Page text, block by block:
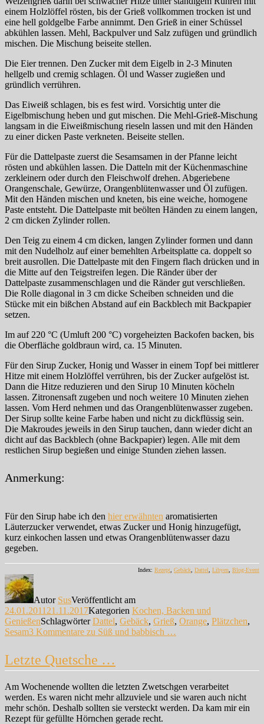
einem Holzlöffel rösten, bis der Grieß vollkommen trocken ist und
eine hell goldgelbe Farbe annimmt. Den Grieß in einer Schüssel
abkühlen lassen. Mehl, Backpulver und Salz zufügen und gründlich
mischen. Die Mischung beiseite stellen.
Die Eier trennen. Den Zucker mit dem Eigelb in 2-3 Minuten
hellgelb und cremig schlagen. Öl und Wasser zugießen und
gründlich verrühren.
Das Eiweiß schlagen, bis es fest wird. Vorsichtig unter die
Eigelbmischung heben und gut mischen. Die Mehl-Grieß-Mischung
langsam in die Eiweißmischung rieseln lassen und mit den Händen
zu einer dicken Paste verkneten. Beiseite stellen.
Für die Dattelpaste zuerst die Sesamsamen in der Pfanne leicht
rösten und abkühlen lassen. Die Datteln mit der Küchenmaschine
zerkleinern oder durch den Fleischwolf drehen. Abgeriebene
Orangenschale, Gewürze, Orangenblütenwasser und Öl zufügen.
Mit den Händen mischen und kneten, bis eine weiche, homogene
Paste entsteht. Die Dattelpaste mit beölten Händen zu einem langen,
2 cm dicken Zylinder rollen.
Den Teig zu einem 4 cm dicken, langen Zylinder formen und dann
mit den Nudelholz auf einer bemehlten Arbeitsplatte ca. doppelt so
breit ausrollen. Die Dattelpaste mit den Fingern flach drücken und in
die Mitte auf den Teigstreifen legen. Die Ränder über der
Dattelpaste zusammenschlagen und die Ränder gut verschließen.
Die Rolle diagonal in 3 cm dicke Scheiben schneiden und die
Stücke mit ein bißchen Abstand auf ein Backblech mit Backpapier
setzen.
Im auf 220 °C (Umluft 200 °C) vorgeheizten Backofen backen, bis
die Oberfläche goldbraun wird, ca. 15 Minuten.
Für den Sirup Zucker, Honig und Wasser in einem Topf bei mittlerer
Hitze mit einem Holzlöffel verrühren, bis der Zucker aufgelöst ist.
Dann die Hitze reduzieren und den Sirup 10 Minuten köcheln
lassen. Zitronensaft zugeben und noch weitere 10 Minuten ziehen
lassen. Vom Herd nehmen und das Orangenblütenwasser zugeben.
Der Sirup sollte keine Farbe haben und nicht zu dickflüssig sein.
Die Makroudes jeweils in den Sirup tauchen, dann wieder dicht an
dicht auf das Backblech (ohne Backpapier) legen. Alle mit dem
restlichen Sirup begießen und einige Stunden ziehen lassen.
Anmerkung:
Für den Sirup habe ich den hier erwähnten aromatisierten
Läuterzucker verwendet, etwas Zucker und Honig hinzugefügt,
kurz einkochen lassen und etwas Orangenblütenwasser dazu
gegeben.
Index: Rezept Gebäck Dattel Libyen Blog-Event
Autor SusVeröffentlicht am
24.01.2011 21.11.2017Kategorien Kochen, Backen und
GenießenSchlagwörterDattel, Gebäck, Grieß, Orange, Plätzchen,
Sesam3 Kommentare zu Süß und babbisch …
Letzte Quetsche …
Am Wochenende wollten die letzten Zwetschgen verarbeitet
werden. Es waren nicht mehr allzuviele und sie waren auch nicht
mehr schön. Deshalb sollten sie versteckt werden. Da kam mir ein
Rezept für gefüllte Hörnchen gerade recht.